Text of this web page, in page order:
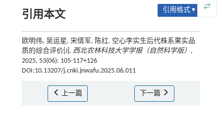
引用本文 引用格式 ▾
欧明伟, 吴运星, 宋倩军, 陈红. 空心李实生后代株系果实品
质的综合评价[J]. 西北农林科技大学学报（自然科学版） ,
2025, 53(06): 105-117+126
DOI:10.13207/j.cnki.jnwafu.2025.06.011
上一篇 下一篇